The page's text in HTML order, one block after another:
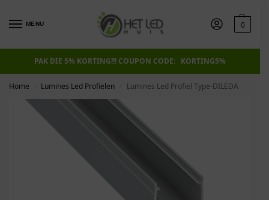
MENU 0
PAK DIE 5% KORTING!!! COUPON CODE: KORTING5%
Home Lumines Led Profielen Lumines Led Profiel Type-DILEDA